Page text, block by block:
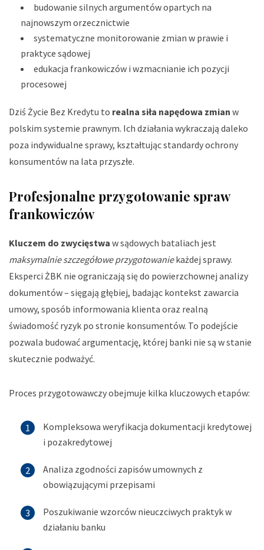
budowanie silnych argumentów opartych na
najnowszym orzecznictwie
systematyczne monitorowanie zmian w prawie i
praktyce sądowej
edukacja frankowiczów i wzmacnianie ich pozycji
procesowej
Dziś Życie Bez Kredytu to realna siła napędowa zmian w
polskim systemie prawnym. Ich działania wykraczają daleko
poza indywidualne sprawy, kształtując standardy ochrony
konsumentów na lata przyszłe.
Profesjonalne przygotowanie spraw
frankowiczów
Kluczem do zwycięstwa w sądowych bataliach jest
maksymalnie szczegółowe przygotowaniekażdej sprawy.
Eksperci ŻBK nie ograniczają się do powierzchownej analizy
dokumentów – sięgają głębiej, badając kontekst zawarcia
umowy, sposób informowania klienta oraz realną
świadomość ryzyk po stronie konsumentów. To podejście
pozwala budować argumentację, której banki nie są w stanie
skutecznie podważyć.
Proces przygotowawczy obejmuje kilka kluczowych etapów:
Kompleksowa weryfikacja dokumentacji kredytowej
i pozakredytowej
Analiza zgodności zapisów umownych z
obowiązującymi przepisami
Poszukiwanie wzorców nieuczciwych praktyk w
działaniu banku